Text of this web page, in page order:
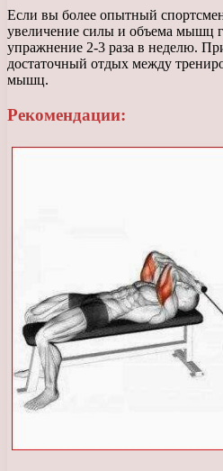
Если вы более опытный
увеличение силы и объема мышц
упражнение 2-3 раза в неделю.
достаточный отдых между
мышц.
Рекомендации: